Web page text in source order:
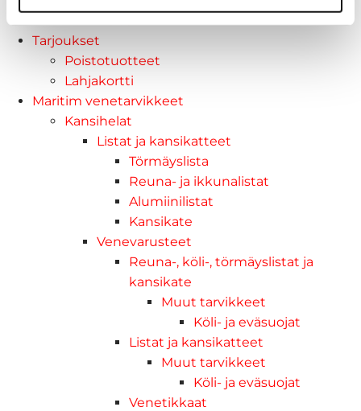
Tarjoukset
Poistotuotteet
Lahjakortti
Maritim venetarvikkeet
Kansihelat
Listat ja kansikatteet
Törmäyslista
Reuna- ja ikkunalistat
Alumiinilistat
Kansikate
Venevarusteet
Reuna-, köli-, törmäyslistat ja
kansikate
Muut tarvikkeet
Köli- ja eväsuojat
Listat ja kansikatteet
Muut tarvikkeet
Köli- ja eväsuojat
Venetikkaat